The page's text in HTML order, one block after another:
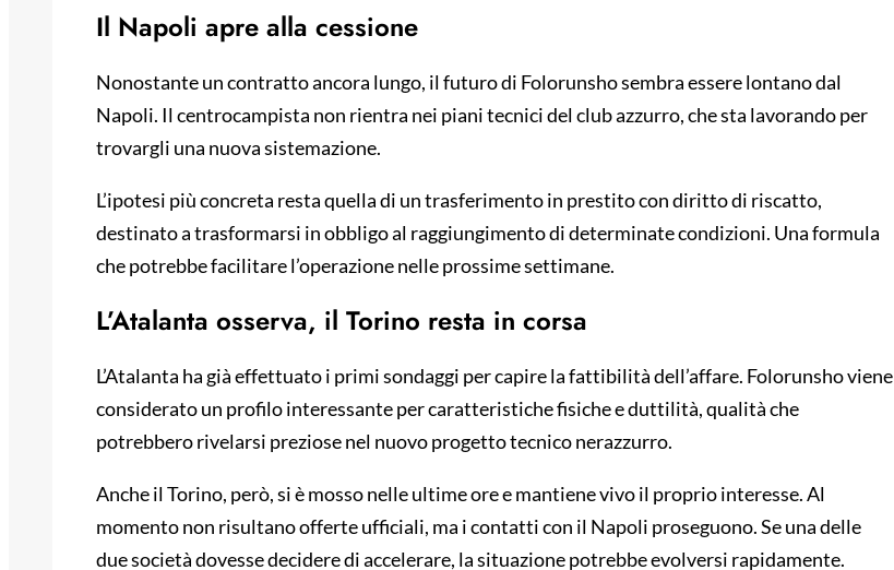
Il Napoli apre alla cessione
Nonostante un contratto ancora lungo, il futuro di Folorunsho sembra essere lontano dal
Napoli. Il centrocampista non rientra nei piani tecnici del club azzurro, che sta lavorando per
trovargli una nuova sistemazione.
L’ipotesi più concreta resta quella di un trasferimento in prestito con diritto di riscatto,
destinato a trasformarsi in obbligo al raggiungimento di determinate condizioni. Una formula
che potrebbe facilitare l’operazione nelle prossime settimane.
L’Atalanta osserva, il Torino resta in corsa
L’Atalanta ha già effettuato i primi sondaggi per capire la fattibilità dell’affare. Folorunsho viene
considerato un profilo interessante per caratteristiche fisiche e duttilità, qualità che
potrebbero rivelarsi preziose nel nuovo progetto tecnico nerazzurro.
Anche il Torino, però, si è mosso nelle ultime ore e mantiene vivo il proprio interesse. Al
momento non risultano offerte ufficiali, ma i contatti con il Napoli proseguono. Se una delle
due società dovesse decidere di accelerare, la situazione potrebbe evolversi rapidamente.